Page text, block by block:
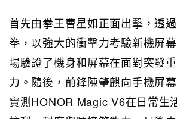
首先由拳王曹星如正面出擊，透
拳，以強大的衝擊力考驗新機屏
場驗證了機身和屏幕在面對突發
力。隨後，前鋒陳肇麒向手機屏
實測HONOR Magic V6在日常生